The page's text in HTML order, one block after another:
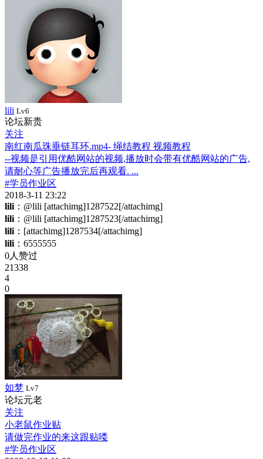
lili Lv6
论坛新贵
关注
南红南瓜珠垂链耳环.mp4- 绳结教程 视频教程
--视频是引用优酷网站的视频,播放时会带有优酷网站的广告,
请耐心等广告播放完后再观看. ...
#学员作业区
2018-3-11 23:22
lili ：@lili [attachimg]1287522[/attachimg]
lili ：@lili [attachimg]1287523[/attachimg]
lili ：[attachimg]1287534[/attachimg]
lili ：6555555
0人赞过
21338
4
0
如梦 Lv7
论坛元老
关注
小老鼠作业贴
请做完作业的来这跟贴喽
#学员作业区